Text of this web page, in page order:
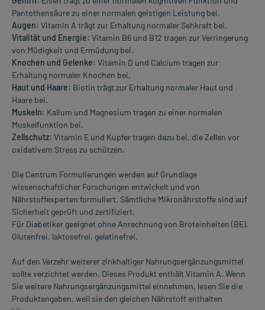
Pantothensäure zu einer normalen geistigen Leistung bei.
Augen: Vitamin A trägt zur Erhaltung normaler Sehkraft bei.
Vitalität und Energie: Vitamin B6 und B12 tragen zur Verringerung
von Müdigkeit und Ermüdung bei.
Knochen und Gelenke: Vitamin D und Calcium tragen zur
Erhaltung normaler Knochen bei.
Haut und Haare: Biotin trägt zur Erhaltung normaler Haut und
Haare bei.
Muskeln: Kalium und Magnesium tragen zu einer normalen
Muskelfunktion bei.
Zellschutz: Vitamin E und Kupfer tragen dazu bei, die Zellen vor
oxidativem Stress zu schützen.
Die Centrum Formulierungen werden auf Grundlage
wissenschaftlicher Forschungen entwickelt und von
Nährstoffexperten formuliert. Sämtliche Mikronährstoffe sind auf
Sicherheit geprüft und zertifiziert.
Für Diabetiker geeignet ohne Anrechnung von Broteinheiten (BE).
Glutenfrei, laktosefrei, gelatinefrei.
Auf den Verzehr weiterer zinkhaltiger Nahrungsergänzungsmittel
sollte verzichtet werden. Dieses Produkt enthält Vitamin A. Wenn
Sie weitere Nahrungsergänzungsmittel einnehmen, lesen Sie die
Produktangaben, weil sie den gleichen Nährstoff enthalten